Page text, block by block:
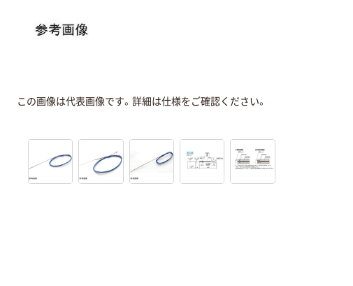
この画像は代表画像です。詳細は仕様をご確認ください。